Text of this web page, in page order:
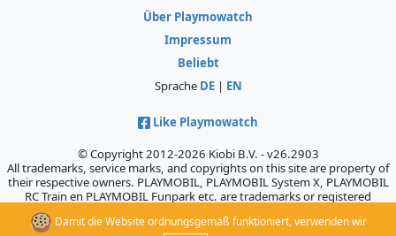
Damit die Website ordnungsgemäß funktioniert, verwenden wir
Über Playmowatch
Impressum
Beliebt
Sprache DE| EN
Like Playmowatch
© Copyright 2012-2026 Kiobi B.V. - v26.2903
All trademarks, service marks, and copyrights on this site are property of
their respective owners. PLAYMOBIL, PLAYMOBIL System X, PLAYMOBIL
RC Train en PLAYMOBIL Funpark etc. are trademarks or registered
trademarks of Geobra Brandstätter GmbH & Co. KG., which does not
sponsor, authorize, or endorse this site.